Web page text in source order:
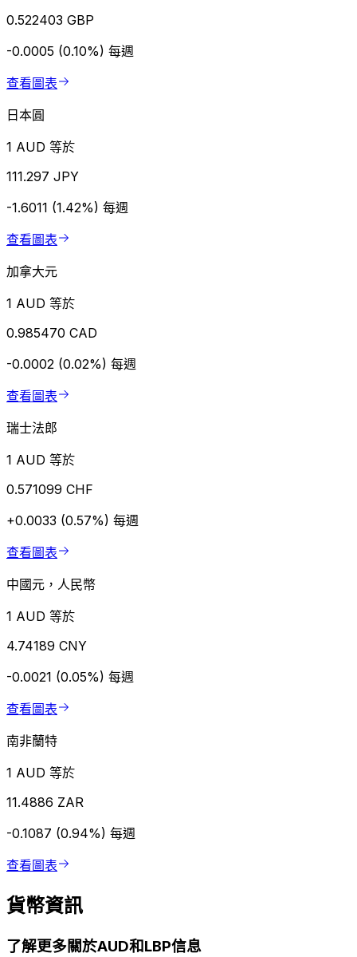
0.522403 GBP
-0.0005 (0.10%) 每週
查看圖表
日本圓
1 AUD 等於
111.297 JPY
-1.6011 (1.42%) 每週
查看圖表
加拿大元
1 AUD 等於
0.985470 CAD
-0.0002 (0.02%) 每週
查看圖表
瑞士法郎
1 AUD 等於
0.571099 CHF
+0.0033 (0.57%) 每週
查看圖表
中國元，人民幣
1 AUD 等於
4.74189 CNY
-0.0021 (0.05%) 每週
查看圖表
南非蘭特
1 AUD 等於
11.4886 ZAR
-0.1087 (0.94%) 每週
查看圖表
貨幣資訊
了解更多關於AUD和LBP信息